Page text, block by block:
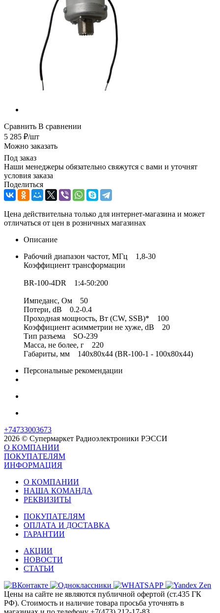
Сравнить В сравнении
5 285 ₽/шт
Можно заказать
Под заказ
Наши менеджеры обязательно свяжутся с вами и уточнят
условия заказа
Поделиться
Цена действительна только для интернет-магазина и может
отличаться от цен в розничных магазинах
Описание
Рабочий диапазон частот, МГц 1,8-30
Коэффициент трансформации
BR-100-4DR 1:4-50:200
Импеданс, Ом 50
Потери, dB 0.2-0.4
Проходная мощность, Вт (CW, SSB)* 100
Коэффициент асимметрии не хуже, dB 20
Тип разъема SO-239
Масса, не более, г 220
Габариты, мм 140х80х44 (BR-100-1 - 100х80х44)
Персональные рекомендации
+74733003673
2026 © Супермаркет Радиоэлектроники РЭССИ
О КОМПАНИИ
ПОКУПАТЕЛЯМ
ИНФОРМАЦИЯ
О КОМПАНИИ
НАША КОМАНДА
РЕКВИЗИТЫ
ПОКУПАТЕЛЯМ
ОПЛАТА И ДОСТАВКА
ГАРАНТИИ
АКЦИИ
НОВОСТИ
СТАТЬИ
Цены на сайте не являются публичной офертой (ст.435 ГК
РФ). Стоимость и наличие товара просьба уточнять в